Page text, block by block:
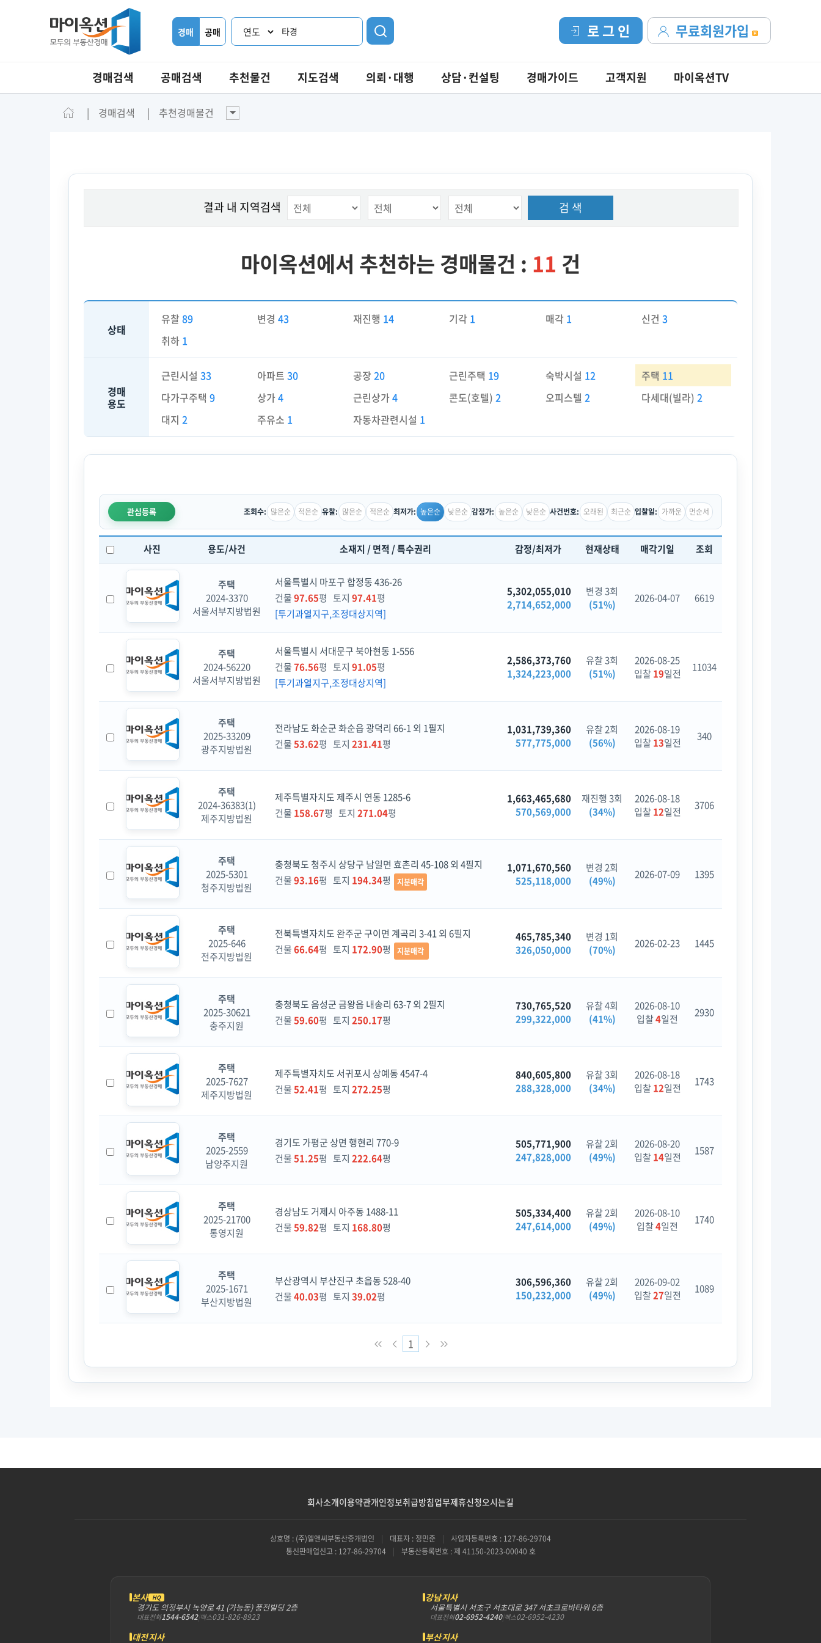
경매 공매 타경 무료회원가입
로 그 인
경매검색 공매검색 추천물건 지도검색 의뢰·대행 상담·컨설팅 경매가이드 고객지원 마이옥션TV
경매검색 추천경매물건
결과 내 지역검색 검 색
마이옥션에서 추천하는 경매물건 : 11 건
상태
유찰 89 변경43 재진행 14 기각 1 매각 1 신건 3
취하 1
경매
용도
근린시설 33 아파트30 공장20 근린주택 19 숙박시설 12 주택 11
다가구주택 9 상가4 근린상가4 콘도(호텔)2 오피스텔 2 다세대(빌라) 2
대지 2 주유소 1 자동차관련시설 1
관심등록 조회수: 많은순 적은순 유찰: 많은순 적은순 최저가: 높은순 낮은순 감정가: 높은순 낮은순 사건번호: 오래된 최근순 입찰일: 가까운 먼순서
사진 용도/사건 소재지 / 면적 / 특수권리 감정/최저가 현재상태 매각기일 조회
주택
2024-3370
서울서부지방법원
서울특별시 마포구 합정동 436-26
건물97.65평 토지 97.41평
[투기과열지구,조정대상지역]
5,302,055,010
2,714,652,000
변경 3회
(51%)
2026-04-07 6619
주택
2024-56220
서울서부지방법원
서울특별시 서대문구 북아현동 1-556
건물76.56평 토지 91.05평
[투기과열지구,조정대상지역]
2,586,373,760
1,324,223,000
유찰 3회
(51%)
2026-08-25
입찰19일전 11034
주택
2025-33209
광주지방법원
전라남도 화순군 화순읍 광덕리 66-1 외 1필지
건물53.62평 토지 231.41평
1,031,739,360
577,775,000
유찰 2회
(56%)
2026-08-19
입찰13일전 340
주택
2024-36383(1)
제주지방법원
제주특별자치도 제주시 연동 1285-6
건물 158.67평 토지 271.04평
1,663,465,680
570,569,000
재진행 3회
(34%)
2026-08-18
입찰12일전 3706
주택
2025-5301
청주지방법원
충청북도 청주시 상당구 남일면 효촌리 45-108 외 4필지
건물93.16평 토지 194.34평 지분매각
1,071,670,560
525,118,000
변경 2회
(49%)
2026-07-09 1395
주택
2025-646
전주지방법원
전북특별자치도 완주군 구이면 계곡리 3-41 외 6필지
건물66.64평 토지 172.90평 지분매각
465,785,340
326,050,000
변경 1회
(70%)
2026-02-23 1445
주택
2025-30621
충주지원
충청북도 음성군 금왕읍 내송리 63-7 외 2필지
건물59.60평 토지 250.17평
730,765,520
299,322,000
유찰 4회
(41%)
2026-08-10
입찰4일전 2930
주택
2025-7627
제주지방법원
제주특별자치도 서귀포시 상예동 4547-4
건물52.41평 토지 272.25평
840,605,800
288,328,000
유찰 3회
(34%)
2026-08-18
입찰12일전 1743
주택
2025-2559
남양주지원
경기도 가평군 상면 행현리 770-9
건물51.25평 토지 222.64평
505,771,900
247,828,000
유찰 2회
(49%)
2026-08-20
입찰14일전 1587
주택
2025-21700
통영지원
경상남도 거제시 아주동 1488-11
건물59.82평 토지 168.80평
505,334,400
247,614,000
유찰 2회
(49%)
2026-08-10
입찰4일전 1740
주택
2025-1671
부산지방법원
부산광역시 부산진구 초읍동 528-40
건물40.03평 토지 39.02평
306,596,360
150,232,000
유찰 2회
(49%)
2026-09-02
입찰27일전 1089
1
회사소개이용약관개인정보취급방침업무제휴신청오시는길
상호명 : (주)엘앤씨부동산중개법인 | 대표자 : 정민준 |
사업자등록번호 : 127-86-29704
통신판매업신고 : 127-86-29704
| 부동산등록번호 : 제 41150-2023-00040 호
본사 HQ
경기도 의정부시 녹양로 41 (가능동) 풍전빌딩 2층
대표전화1544-6542|팩스031-826-8923
강남지사
서울특별시 서초구 서초대로 347 서초크로바타워 6층
대표전화02-6952-4240|팩스02-6952-4230
대전지사 부산지사